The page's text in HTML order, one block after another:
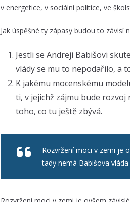
v energetice, v sociální politice, ve
Jak úspěšné ty zápasy budou to závisí
Jestli se Andreji Babišovi
vlády se mu to nepodařilo, a
K jakému mocenskému
ti, v jejichž zájmu bude
toho, co tu ještě zbývá.
Rozvržení moci v zemi je
tady nemá Babišova